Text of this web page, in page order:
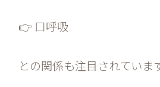
👉 口呼吸
との関係も注目されていま